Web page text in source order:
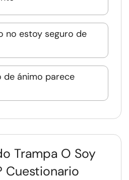
no estoy seguro de
de ánimo parece
Trampa O Soy
Cuestionario